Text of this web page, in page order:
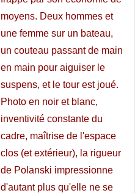
moyens. Deux hommes et
une femme sur un bateau,
un couteau passant de main
en main pour aiguiser le
suspens, et le tour est joué.
Photo en noir et blanc,
inventivité constante du
cadre, maîtrise de l'espace
clos (et extérieur), la rigueur
de Polanski impressionne
d'autant plus qu'elle ne se